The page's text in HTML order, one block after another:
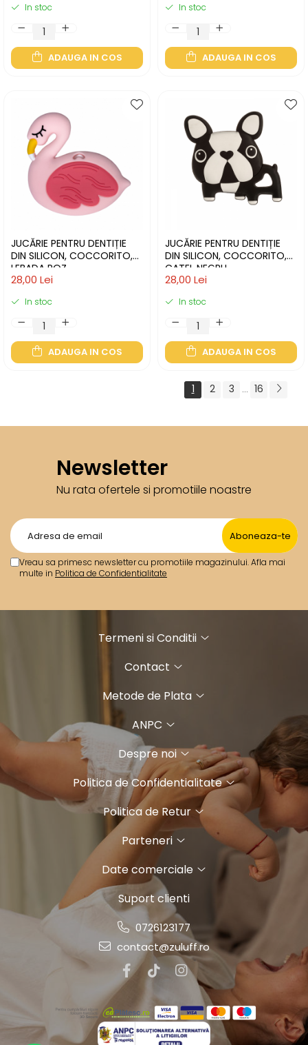
In stoc
ADAUGA IN COS
In stoc
ADAUGA IN COS
JUCĂRIE PENTRU DENTIȚIE
DIN SILICON, COCCORITO,
LEBADA ROZ
28,00 Lei
In stoc
ADAUGA IN COS
JUCĂRIE PENTRU DENTIȚIE
DIN SILICON, COCCORITO,
CATEL NEGRU
28,00 Lei
In stoc
ADAUGA IN COS
1 2 3 ... 16
Newsletter
Nu rata ofertele si promotiile noastre
Vreau sa primesc newsletter cu promotiile magazinului. Afla mai
multe in Politica de Confidentialitate
Termeni si Conditii
Contact
Metode de Plata
ANPC
Despre noi
Politica de Confidentialitate
Politica de Retur
Parteneri
Date comerciale
Suport clienti
0726123177
contact@zuluff.ro